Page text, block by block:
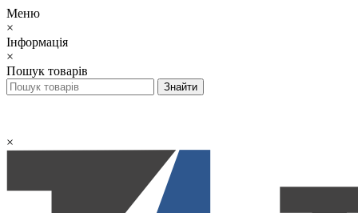
Меню
×
Інформація
×
Пошук товарів
×